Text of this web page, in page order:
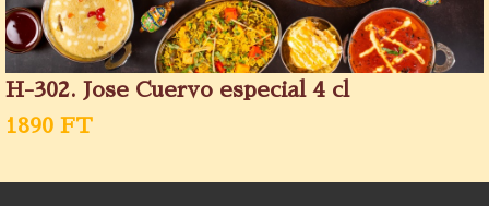
H-302. Jose Cuervo especial 4 cl
1890 FT